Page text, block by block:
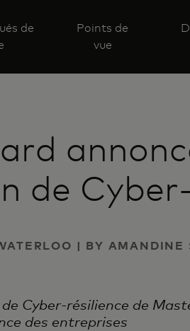
de
Points de
vue
de
| BY AMANDINE
Cyber-résilience de
des entreprises